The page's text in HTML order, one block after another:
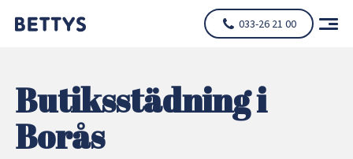
033-26 21 00
Butiksstädning i
Borås